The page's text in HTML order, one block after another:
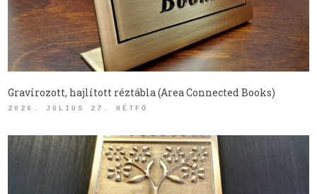
Gravírozott, hajlított réztábla (Area Connected Books)
2026. JÚLIUS 27. HÉTFŐ